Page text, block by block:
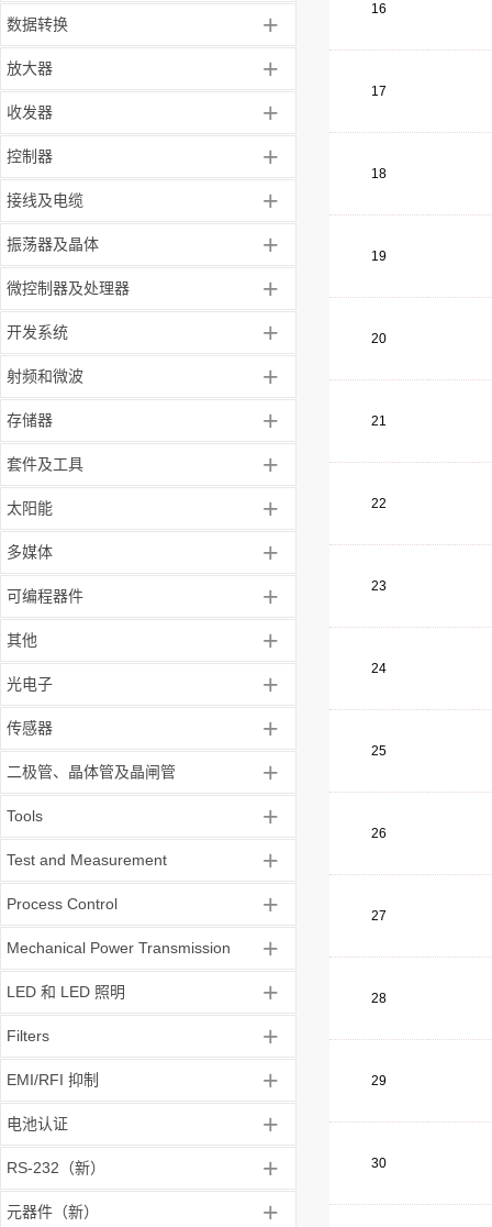
数据转换 +
放大器 +
收发器 +
控制器 +
接线及电缆 +
振荡器及晶体 +
微控制器及处理器 +
开发系统 +
射频和微波 +
存储器 +
套件及工具 +
太阳能 +
多媒体 +
可编程器件 +
其他 +
光电子 +
传感器 +
二极管、晶体管及晶闸管 +
Tools +
Test and Measurement +
Process Control +
Mechanical Power Transmission +
LED 和 LED 照明 +
Filters +
EMI/RFI 抑制 +
电池认证 +
RS-232（新） +
元器件（新） +
16
17
18
19
20
21
22
23
24
25
26
27
28
29
30